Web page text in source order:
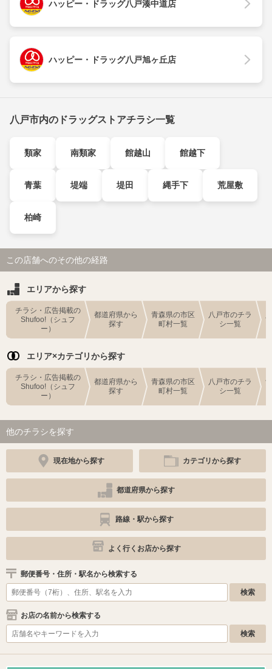
ハッピー・ドラッグ八戸湊中道店
ハッピー・ドラッグ八戸旭ヶ丘店
八戸市内のドラッグストアチラシ一覧
類家 南類家 館越山 館越下
青葉 堤端 堤田 縄手下 荒屋敷
柏崎
この店舗へのその他の経路
エリアから探す
チラシ・広告掲載の
Shufoo!（シュフ
ー）
都道府県から
探す
青森県の市区
町村一覧
八戸市のチラ
シ一覧
エリア×カテゴリから探す
チラシ・広告掲載の
Shufoo!（シュフ
ー）
都道府県から
探す
青森県の市区
町村一覧
八戸市のチラ
シ一覧
他のチラシを探す
現在地から探す カテゴリから探す
都道府県から探す
路線・駅から探す
よく行くお店から探す
郵便番号・住所・駅名から検索する
お店の名前から検索する